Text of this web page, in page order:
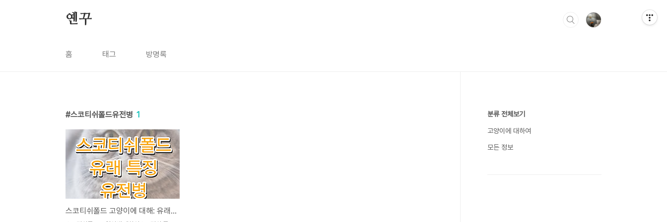
옌꾸
홈 태그 방명록
스코티쉬폴드유전병 1
스코티쉬폴드 고양이에 대해: 유래, 특징, 유전병
분류 전체보기
고양이에 대하여
모든 정보